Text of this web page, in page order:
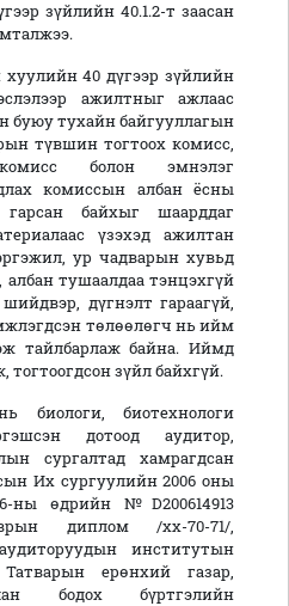
зүйлийн 40.1.2-т заасан
40 дүгээр зүйлийн
ажилтныг ажлаас
буюу тухайн байгууллагын
түвшин тогтоох комисс,
болон эмнэлэг
комиссын албан ёсны
байхыг шаарддаг
үзэхэд ажилтан
ур чадварын хувьд
тушаалдаа тэнцэхгүй
дүгнэлт гараагүй,
төлөөлөгч нь ийм
тайлбарлаж байна. Иймд
тогтоогдсон зүйл байхгүй.
биологи, биотехнологи
дотоод аудитор,
сургалтад хамрагдсан
Их сургуулийн 2006 оны
ны өдрийн №D200614913
диплом /хх-70-71/,
институтын
ерөнхий газар,
бодох бүртгэлийн